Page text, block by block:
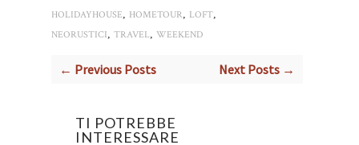
HOLIDAYHOUSE, HOMETOUR, LOFT,
NEORUSTICI, TRAVEL, WEEKEND
← Previous Posts Next Posts →
TI POTREBBE
INTERESSARE